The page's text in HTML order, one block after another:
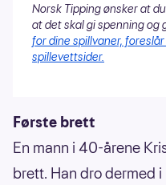
Norsk Tipping ønsker at
at det skal gi spenning og
for dine spillvaner,
spillevettsider.
Første brett
En mann i 40-årene
brett. Han dro dermed